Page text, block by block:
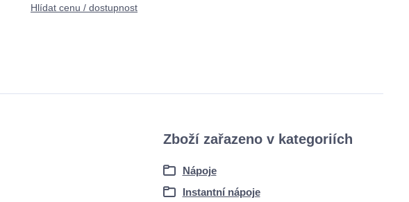
Hlídat cenu / dostupnost
Zboží zařazeno v kategoriích
Nápoje
Instantní nápoje